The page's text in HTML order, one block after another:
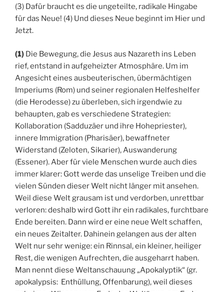
(3) Dafür braucht es die ungeteilte, radikale Hingabe
für das Neue! (4) Und dieses Neue beginnt im Hier und
Jetzt.
(1) Die Bewegung, die Jesus aus Nazareth ins Leben
rief, entstand in aufgeheizter Atmosphäre. Um im
Angesicht eines ausbeuterischen, übermächtigen
Imperiums (Rom) und seiner regionalen Helfeshelfer
(die Herodesse) zu überleben, sich irgendwie zu
behaupten, gab es verschiedene Strategien:
Kollaboration (Sadduzäer und ihre Hohepriester),
innere Immigration (Pharisäer), bewaffneter
Widerstand (Zeloten, Sikarier), Auswanderung
(Essener). Aber für viele Menschen wurde auch dies
immer klarer: Gott werde das unselige Treiben und die
vielen Sünden dieser Welt nicht länger mit ansehen.
Weil diese Welt grausam ist und verdorben, unrettbar
verloren: deshalb wird Gott ihr ein radikales, furchtbare
Ende bereiten. Dann wird er eine neue Welt schaffen,
ein neues Zeitalter. Dahinein gelangen aus der alten
Welt nur sehr wenige: ein Rinnsal, ein kleiner, heiliger
Rest, die wenigen Aufrechten, die ausgeharrt haben.
Man nennt diese Weltanschauung „Apokalyptik“ (gr.
apokalypsis: Enthüllung, Offenbarung), weil dieses